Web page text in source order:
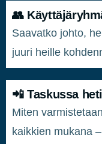
👥
Saavatko johto,
juuri heille
📲 Taskussa heti
Miten
kaikkien mukana